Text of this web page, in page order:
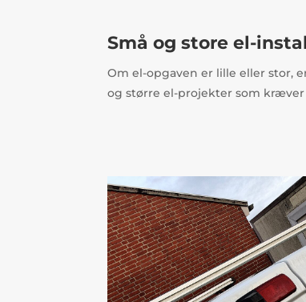
Små og store el-
Om el-opgaven er lille eller stor,
og større el-projekter som